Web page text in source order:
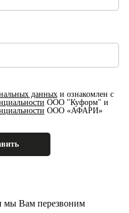
данныхи ознакомлен с
ООО "Куформ" и
ООО «АФАРИ»
мы Вам перезвоним